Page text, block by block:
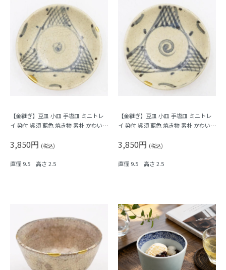
【金継ぎ】豆皿 小皿 手塩皿 ミニトレ
イ 染付 呉須 藍色 焼き物 素朴 かわいい
渦）B
3,850円 (税込)
直径 9.5 高さ 2.5
【金継ぎ】豆皿 小皿 手塩皿 ミニトレ
イ 染付 呉須 藍色 焼き物 素朴 かわいい
渦）A
3,850円 (税込)
直径 9.5 高さ 2.5